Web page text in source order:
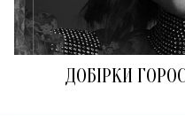
ДОБІРКИ